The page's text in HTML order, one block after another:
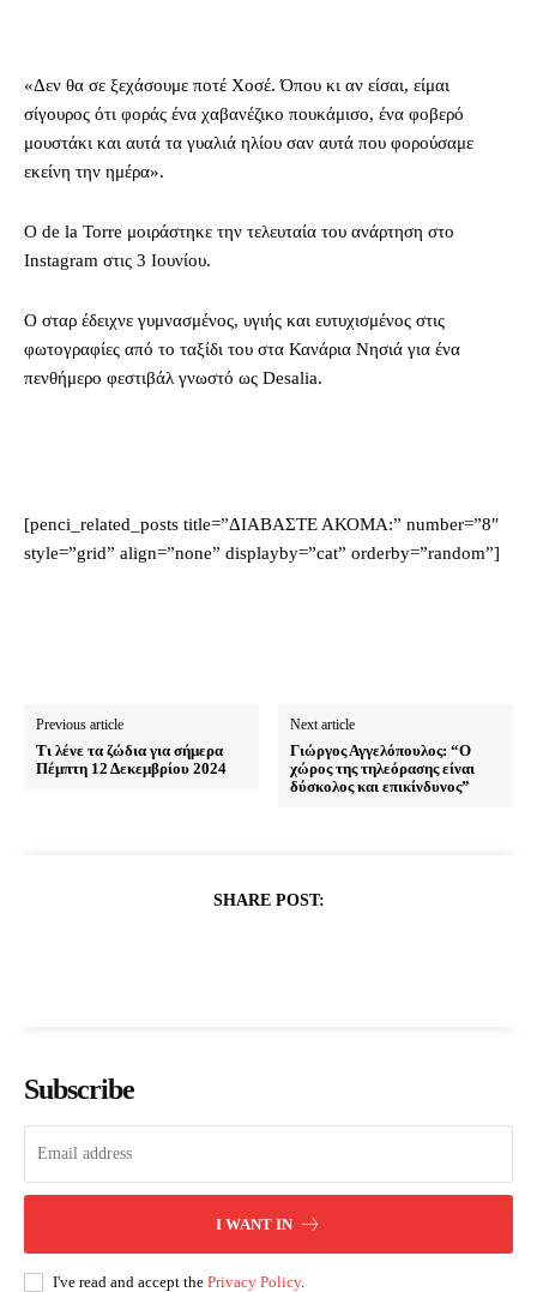
«Δεν θα σε ξεχάσουμε ποτέ Χοσέ. Όπου κι αν είσαι, είμαι
σίγουρος ότι φοράς ένα χαβανέζικο πουκάμισο, ένα φοβερό
μουστάκι και αυτά τα γυαλιά ηλίου σαν αυτά που φορούσαμε
εκείνη την ημέρα».
Ο de la Torre μοιράστηκε την τελευταία του ανάρτηση στο
Instagram στις 3 Ιουνίου.
Ο σταρ έδειχνε γυμνασμένος, υγιής και ευτυχισμένος στις
φωτογραφίες από το ταξίδι του στα Κανάρια Νησιά για ένα
πενθήμερο φεστιβάλ γνωστό ως Desalia.
[penci_related_posts title=”ΔΙΑΒΑΣΤΕ ΑΚΟΜΑ:” number=”8″
style=”grid” align=”none” displayby=”cat” orderby=”random”]
Previous article
Τι λένε τα ζώδια για σήμερα
Πέμπτη 12 Δεκεμβρίου 2024
Next article
Γιώργος Αγγελόπουλος: “Ο
χώρος της τηλεόρασης είναι
δύσκολος και επικίνδυνος”
SHARE POST:
Subscribe
I WANT IN
I've read and accept the Privacy Policy.